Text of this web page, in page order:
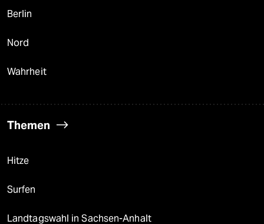
Berlin
Nord
Wahrheit
Themen
Hitze
Surfen
Landtagswahl in Sachsen-Anhalt